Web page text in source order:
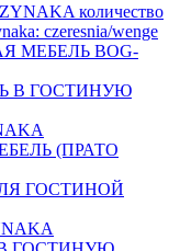
количество
czeresnia/wenge
МЕБЕЛЬ BOG-
В ГОСТИНУЮ
(ПРАТО
ГОСТИНОЙ